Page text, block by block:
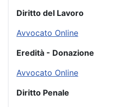
Diritto del Lavoro
Avvocato Online
Eredità - Donazione
Avvocato Online
Diritto Penale